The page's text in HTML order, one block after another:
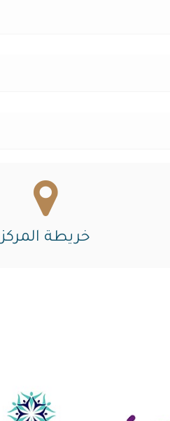
خريطة المركز